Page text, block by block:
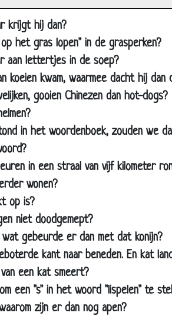
krijgt hij dan?
het gras lopen" in de grasperken?
aan lettertjes in de soep?
koeien kwam, waarmee dacht hij dan
gooien Chinezen dan hot-dogs?
in het woordenboek, zouden we
in een straal van vijf kilometer
wonen?
op is?
niet doodgemept?
gebeurde er dan met dat konijn?
kant naar beneden. En kat
een kat smeert?
een "s" in het woord "lispelen" te
zijn er dan nog apen?